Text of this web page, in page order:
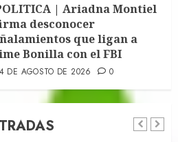
| Ariadna Montiel
desconocer
que ligan a
Bonilla con el FBI
4 DE AGOSTO DE 2026 0